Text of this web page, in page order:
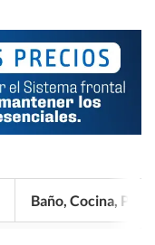
Baño, Cocina, Pisos